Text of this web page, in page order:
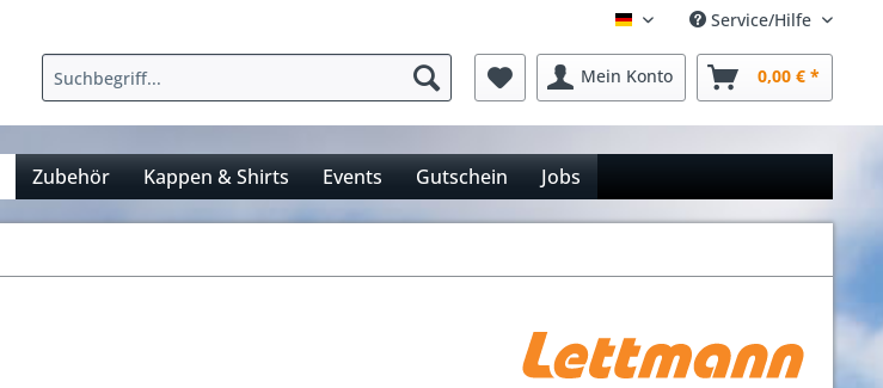
Deutsch Service/Hilfe
Mein Konto 0,00 € *
Zubehör Kappen & Shirts Events Gutschein Jobs